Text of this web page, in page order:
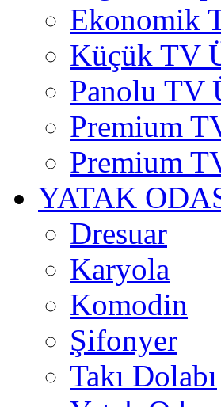
Ekonomik
Küçük TV
Panolu TV
Premium
Premium
YATAK
Dresuar
Karyola
Komodin
Şifonyer
Takı Dolabı